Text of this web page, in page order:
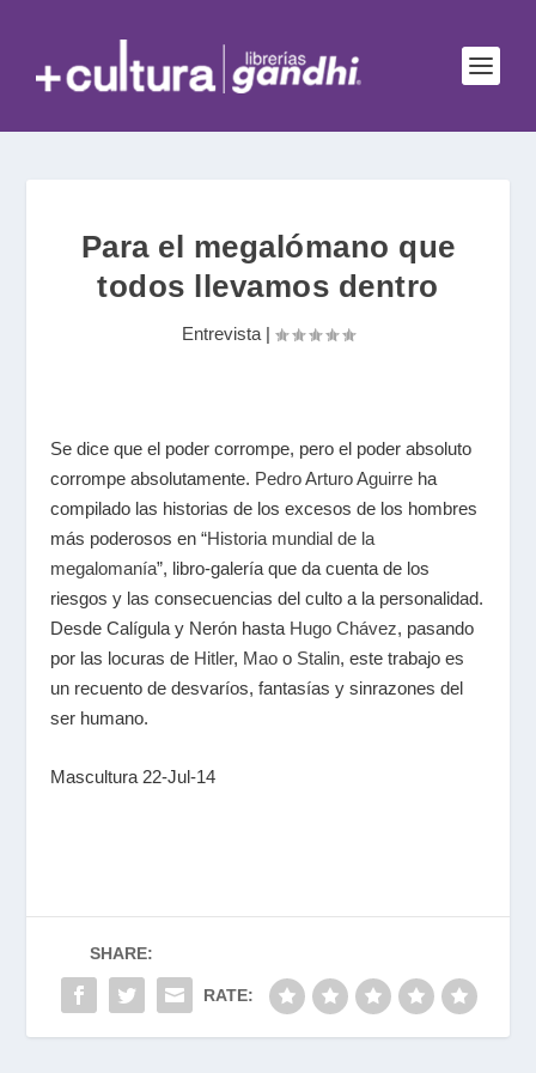
Para el megalómano que
todos llevamos dentro
Entrevista |
Se dice que el poder corrompe, pero el poder absoluto
corrompe absolutamente. Pedro ArturoAguirre ha
compilado las historias de los excesos de los hombres
más poderosos en “Historia mundial de la
megalomanía”, libro-galería que da cuenta de los
riesgos y las consecuencias del culto a la personalidad.
Desde Calígula y Nerón hasta Hugo Chávez, pasando
por las locuras de Hitler, Mao o Stalin, este trabajo es
un recuento de desvaríos, fantasías y sinrazones del
ser humano.
Mascultura 22-Jul-14
SHARE:
RATE: